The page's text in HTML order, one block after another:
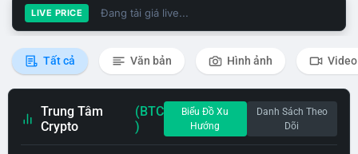
LIVE PRICE Đang tải giá live...
Tất cả Văn bản Hình ảnh Video
Trung Tâm
Crypto
(BTC
)
Biểu Đồ Xu
Hướng
Danh Sách Theo
Dõi